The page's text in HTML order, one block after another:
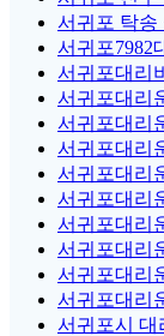
서귀포 탁송
서귀포7982
서귀포대리
서귀포대리
서귀포대리
서귀포대리
서귀포대리
서귀포대리
서귀포대리
서귀포대리
서귀포대리
서귀포대리
서귀포시 대